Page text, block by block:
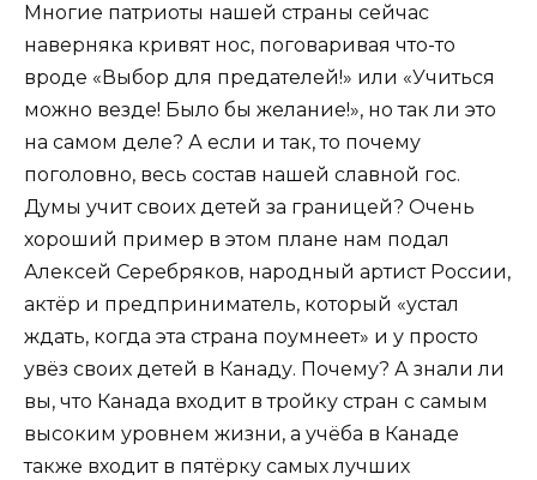
Многие патриоты нашей страны сейчас
наверняка кривят нос, поговаривая что-то
вроде «Выбор для предателей!» или «Учиться
можно везде! Было бы желание!», но так ли это
на самом деле? А если и так, то почему
поголовно, весь состав нашей славной гос.
Думы учит своих детей за границей? Очень
хороший пример в этом плане нам подал
Алексей Серебряков, народный артист России,
актёр и предприниматель, который «устал
ждать, когда эта страна поумнеет» и у просто
увёз своих детей в Канаду. Почему? А знали ли
вы, что Канада входит в тройку стран с самым
высоким уровнем жизни, а учёба в Канаде
также входит в пятёрку самых лучших